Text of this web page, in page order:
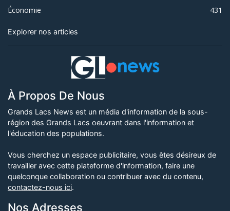
Économie
431
Explorer nos articles
À Propos De Nous
Grands Lacs News est un média d'information de la sous-
région des Grands Lacs oeuvrant dans l'information et
l'éducation des populations.
Vous cherchez un espace publicitaire, vous êtes désireux de
travailler avec cette plateforme d'information, faire une
quelconque collaboration ou contribuer avec du contenu,
contactez-nous ici.
Nos Adresses